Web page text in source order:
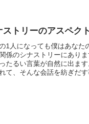
ストリーのアスペク
1人になっても僕はあなた
係のシナストリーにあり
たるい言葉が自然に出ま
て、そんな会話を紡ぎだ